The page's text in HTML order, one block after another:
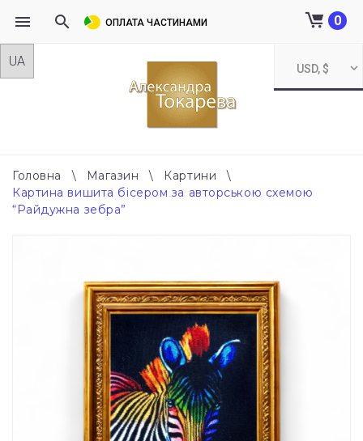
Skip
USD, $
0
ОПЛАТА ЧАСТИНАМИ
Головна \ Магазин \ Картини
\
Картина вишита бісером за авторською схемою
“Райдужна зебра”